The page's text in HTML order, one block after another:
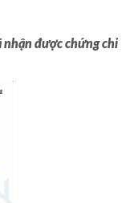
nhận được chứng chỉ